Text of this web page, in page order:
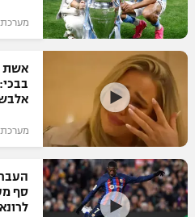
תוצאות
לוח שידורים
ברחבה
"מעל הליגה" – פודקאסט
הפועל תל אביב
הפועל חיפה
הפועל באר שבע
מכבי נתניה
בני יהודה
ליגה הולנדית
ליגה סינית
ליגה ברזילאית
ליגות נוספות
דני אבדיה
שחייה
ג'ודו
אגרוף
ספורט אולימפי
UFC
היאבקות WWE
מערכת
אשת
מערכת ספורט
סף